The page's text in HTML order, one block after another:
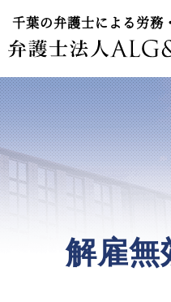
千葉の弁護士による労務
解雇無